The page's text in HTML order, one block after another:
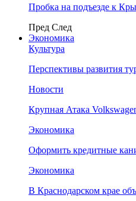
Пробка на подъезде к
Пред След
Экономика
Культура
Перспективы развития
Новости
Крупная Атака
Экономика
Оформить кредитные
Экономика
В Краснодарском крае